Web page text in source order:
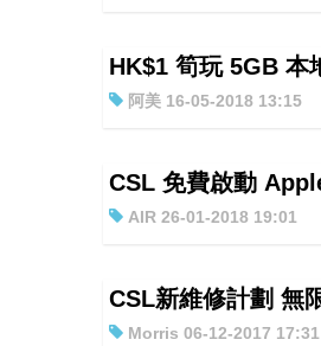
HK$1 筍玩 5GB 本
阿美 16-05-2018 13:15
CSL 免費啟動
AIR 26-01-2018 19:01
CSL新維修計劃 無
Morris 06-12-2017 17:31